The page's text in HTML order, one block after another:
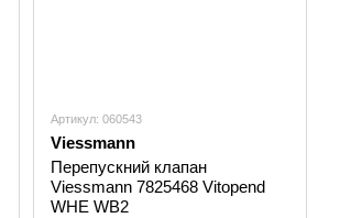
Артикул: 060543
Viessmann
Перепускний клапан
Viessmann 7825468 Vitopend
WHE WB2